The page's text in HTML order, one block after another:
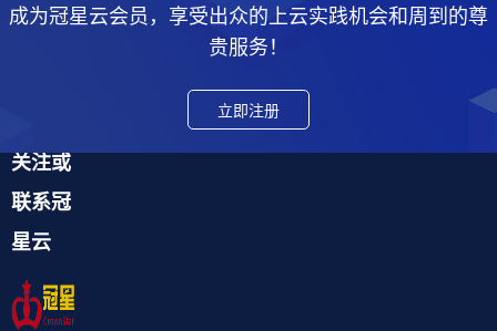
成为冠星云会员，享受出众的上云实践机会和周到的尊
贵服务！
立即注册
关注或
联系冠
星云